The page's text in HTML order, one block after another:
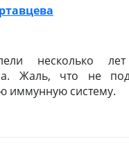
несколько
Жаль, что не
иммунную систему.